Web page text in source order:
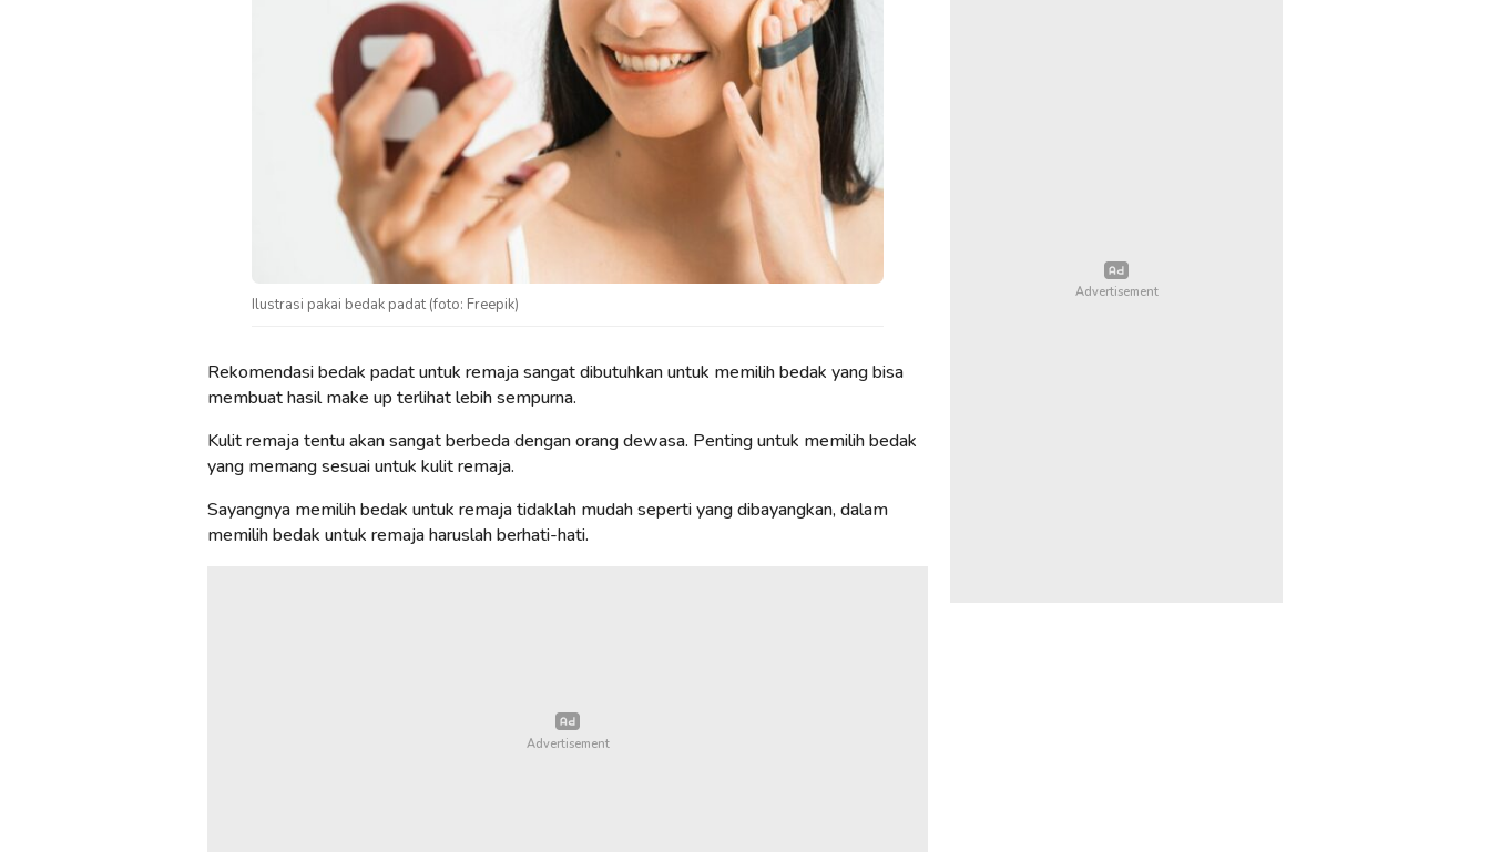
Ilustrasi pakai bedak padat (foto: Freepik)
Rekomendasi bedak padat untuk remaja sangat dibutuhkan untuk memilih bedak yang bisa
membuat hasil make up terlihat lebih sempurna.
Kulit remaja tentu akan sangat berbeda dengan orang dewasa. Penting untuk memilih bedak
yang memang sesuai untuk kulit remaja.
Sayangnya memilih bedak untuk remaja tidaklah mudah seperti yang dibayangkan, dalam
memilih bedak untuk remaja haruslah berhati-hati.